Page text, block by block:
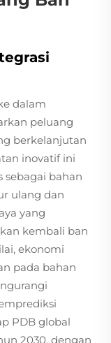
dalam
peluang
berkelanjutan
inovatif ini
sebagai bahan
ulang dan
yang
kembali ban
ekonomi
pada bahan
PDB global
2030, dengan